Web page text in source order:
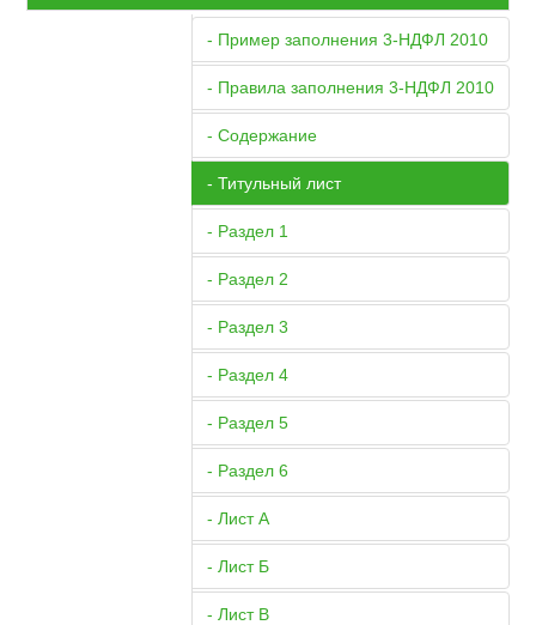
- Пример заполнения 3-НДФЛ 2010
- Правила заполнения 3-НДФЛ 2010
- Содержание
- Титульный лист
- Раздел 1
- Раздел 2
- Раздел 3
- Раздел 4
- Раздел 5
- Раздел 6
- Лист А
- Лист Б
- Лист В